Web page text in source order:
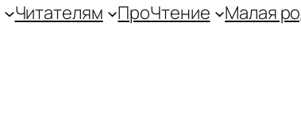
Читателям ПроЧтение Малая